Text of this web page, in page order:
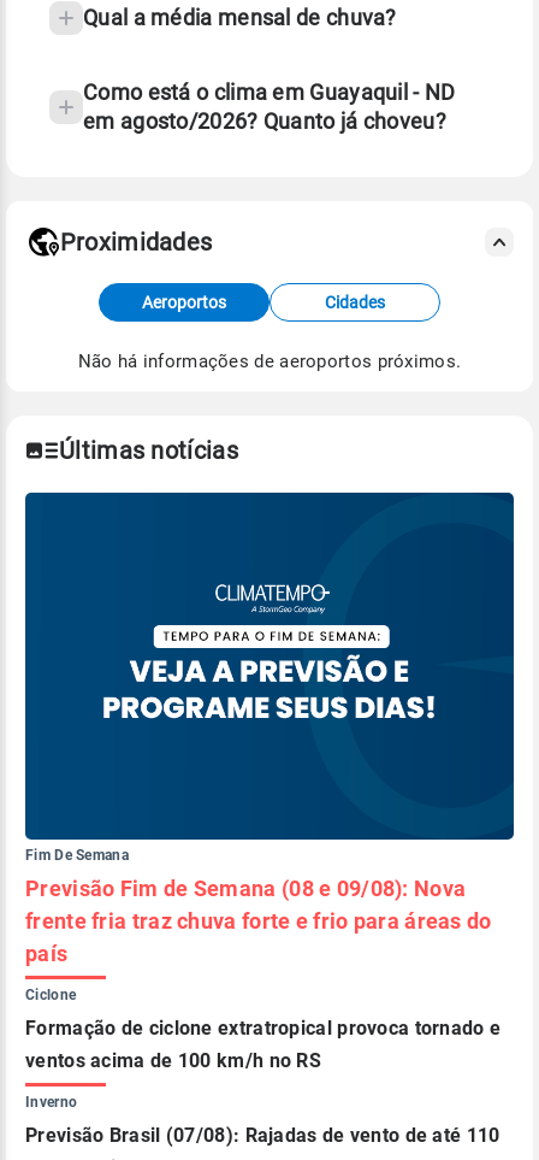
Qual a média mensal de chuva?
Como está o clima em Guayaquil - ND
em agosto/2026? Quanto já choveu?
Fonte: dados combinados de estações
meteorológicas e satélite do Centro de Previsão
de Tempo e Estudos Climáticos (CPTEC).
Proximidades
Aeroportos Cidades
Não há informações de aeroportos próximos.
Últimas notícias
Fim De Semana
Previsão Fim de Semana (08 e 09/08): Nova
frente fria traz chuva forte e frio para áreas do
país
Ciclone
Formação de ciclone extratropical provoca tornado e
ventos acima de 100 km/h no RS
Inverno
Previsão Brasil (07/08): Rajadas de vento de até 110